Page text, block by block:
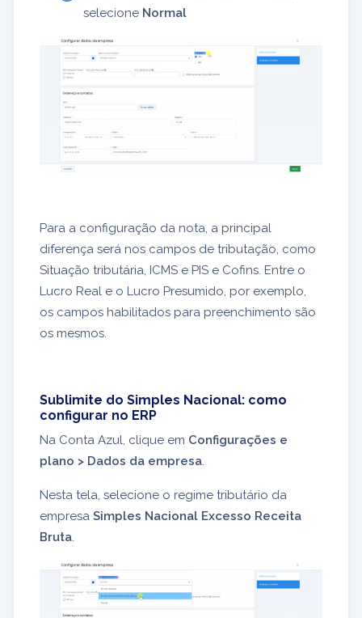
selecione Normal
Para a configuração da nota, a principal
diferença será nos campos de tributação, como
Situação tributária, ICMS e PIS e Cofins. Entre o
Lucro Real e o Lucro Presumido, por exemplo,
os campos habilitados para preenchimento são
os mesmos.
Sublimite do Simples Nacional: como
configurar no ERP
Na Conta Azul, clique em Configurações e
plano > Dados da empresa
Nesta tela, selecione o regime tributário da
empresa Simples Nacional Excesso Receita
Bruta